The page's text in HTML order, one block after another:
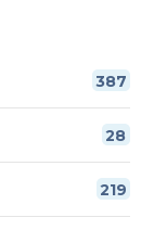
387
28
219